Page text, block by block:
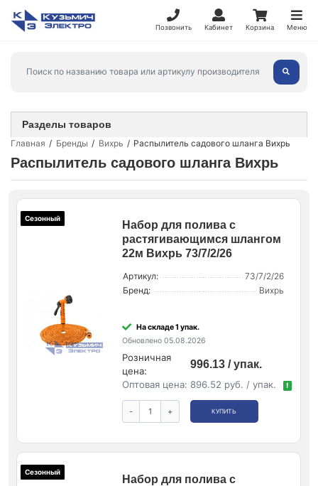
Позвонить Кабинет Корзина Меню
Главная Бренды Вихрь Распылитель садового шланга Вихрь
Распылитель садового шланга Вихрь
Сезонный
Набор для полива с
растягивающимся шлангом
22м Вихрь 73/7/2/26
Артикул:
73/7/2/26
Бренд:
Вихрь
На складе 1 упак.
Обновлено 05.08.2026
Розничная
цена:
996.13 / упак.
Оптовая цена: 896.52 руб. / упак. !
- + КУПИТЬ
Сезонный
Набор для полива с
Разделы товаров